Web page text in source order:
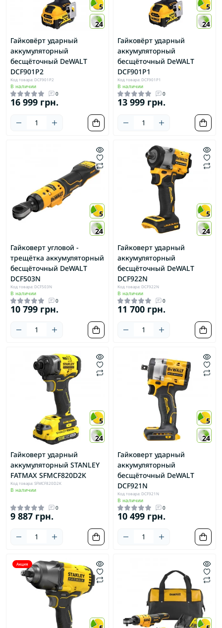
5
24
Гайковёрт ударный
аккумуляторный
бесщёточный DeWALT
DCF901P2
Код товара: DCF901P2
В наличии
0
16 999 грн.
5
24
Гайковёрт ударный
аккумуляторный
бесщёточный DeWALT
DCF901P1
Код товара: DCF901P1
В наличии
0
13 999 грн.
5
24
Гайковерт угловой -
трещётка аккумуляторный
бесщёточный DeWALT
DCF503N
Код товара: DCF503N
В наличии
0
10 799 грн.
5
24
Гайковерт ударный
аккумуляторный
бесщёточный DeWALT
DCF922N
Код товара: DCF922N
В наличии
0
11 700 грн.
5
24
Гайковерт ударный
аккумуляторный STANLEY
FATMAX SFMCF820D2K
Код товара: SFMCF820D2K
В наличии
0
9 887 грн.
5
24
Гайковерт ударный
аккумуляторный
бесщёточный DeWALT
DCF921N
Код товара: DCF921N
В наличии
0
10 499 грн.
Акция